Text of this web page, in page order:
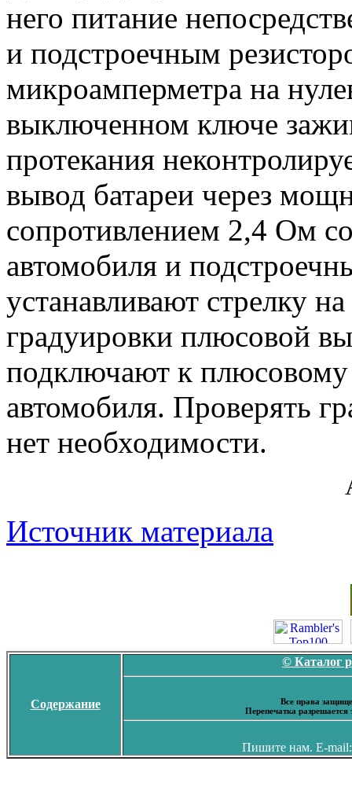
него питание
и подстроечным
микроамперметра на
выключенном ключе
протекания
вывод батареи через
сопротивлением 2,4 Ом
автомобиля и
устанавливают стрелку
градуировки плюсовой
подключают к плюсовому
автомобиля. Проверять
нет необходимости.
Источник материала
Содержание
© Каталог
Все права
Перепечатка
Пишите нам. E-